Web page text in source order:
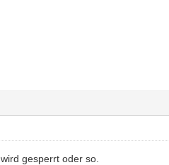
gesperrt oder so.